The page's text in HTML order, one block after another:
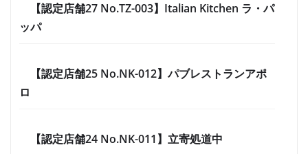
【認定店舗27 No.TZ-003】Italian Kitchen ラ・パ
ッパ
【認定店舗25 No.NK-012】パブレストランアポ
ロ
【認定店舗24 No.NK-011】立寄処道中